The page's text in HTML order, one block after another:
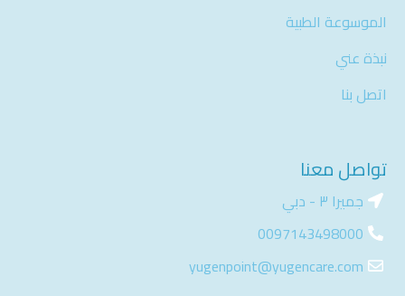
الموسوعة الطبية
نبذة عني
اتصل بنا
تواصل معنا
جميرا ٣ - دبي
0097143498000​
yugenpoint@yugencare.com